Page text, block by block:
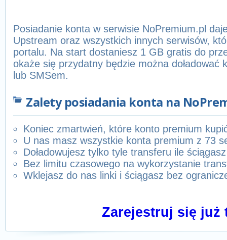
Posiadanie konta w serwisie NoPremium.pl
Upstream oraz wszystkich innych serwisów,
portalu. Na start dostaniesz 1 GB gratis do
okaże się przydatny będzie można doładować
lub SMSem.
Zalety posiadania konta na
Koniec zmartwień, które konto premium
U nas masz wszystkie konta premium z 73
Doładowujesz tylko tyle transferu ile ściągasz
Bez limitu czasowego na wykorzystanie
Wklejasz do nas linki i ściągasz bez
Zarejestruj się już